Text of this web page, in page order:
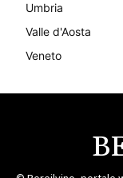
Umbria
Valle d'Aosta
Veneto